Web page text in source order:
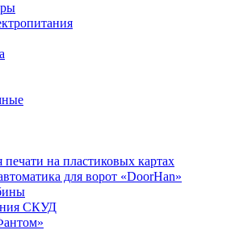
печати на пластиковых картах
для ворот «DoorHan»
СКУД